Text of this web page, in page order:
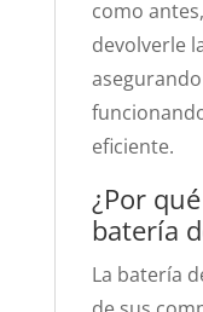
como
devolverle
eficiente.
¿Por
batería
La batería